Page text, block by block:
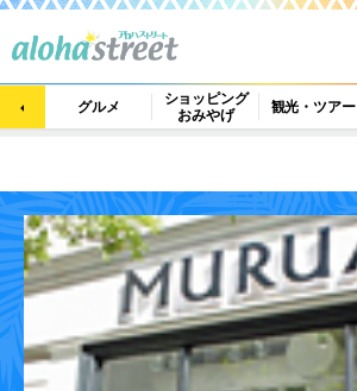
グルメ
ショッピング
おみやげ
観光・ツアー